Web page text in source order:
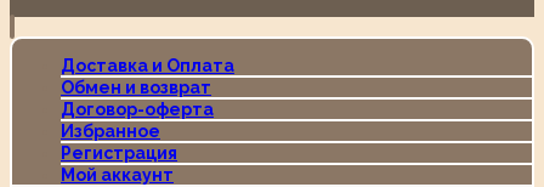
Доставка и Оплата
Обмен и возврат
Договор-оферта
Избранное
Регистрация
Мой аккаунт